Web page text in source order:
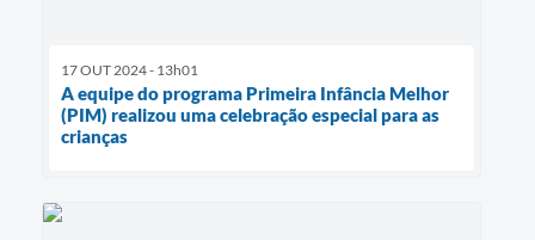
17 OUT 2024 - 13h01
A equipe do programa Primeira Infância Melhor
(PIM) realizou uma celebração especial para as
crianças